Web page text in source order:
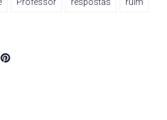
Professor respostas ruim
Pinterest